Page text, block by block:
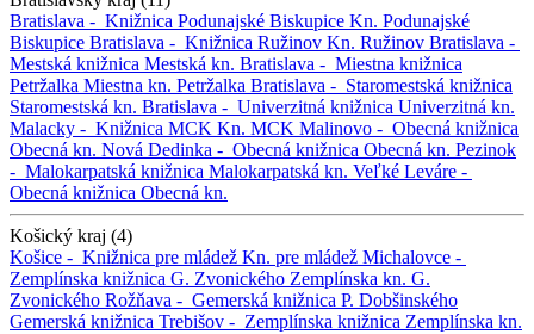
Bratislava - Knižnica Podunajské Biskupice Kn. Podunajské
Biskupice Bratislava - Knižnica Ružinov Kn. Ružinov Bratislava -
Mestská knižnica Mestská kn. Bratislava - Miestna knižnica
Petržalka Miestna kn. Petržalka Bratislava - Staromestská knižnica
Staromestská kn. Bratislava - Univerzitná knižnica Univerzitná kn.
Malacky - Knižnica MCK Kn. MCK Malinovo - Obecná knižnica
Obecná kn. Nová Dedinka - Obecná knižnica Obecná kn. Pezinok
- Malokarpatská knižnica Malokarpatská kn. Veľké Leváre -
Obecná knižnica Obecná kn.
Košický kraj (4)
Košice - Knižnica pre mládež Kn. pre mládež Michalovce -
Zemplínska knižnica G. Zvonického Zemplínska kn. G.
Zvonického Rožňava - Gemerská knižnica P. Dobšinského
Gemerská knižnica Trebišov - Zemplínska knižnica Zemplínska kn.